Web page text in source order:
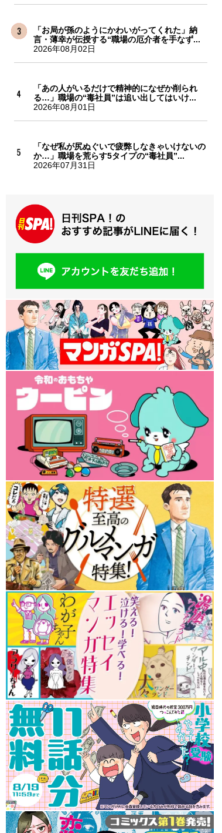
「お局が孫のようにかわいがってくれた」納
言・薄幸が伝授する“職場の厄介者を手なず...
2026年08月02日
「あの人がいるだけで精神的になぜか削られ
る…」職場の“毒社員”は追い出してはいけ...
2026年08月01日
「なぜ私が尻ぬぐいで疲弊しなきゃいけないの
か…」職場を荒らす5タイプの“毒社員”...
2026年07月31日